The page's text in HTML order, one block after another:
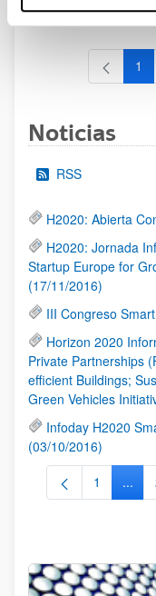
1
Noticias
RSS
H2020: Abierta
H2020: Jornada
Startup Europe for
(17/11/2016)
III Congreso
Horizon 2020
Private Partnerships
efficient Buildings;
Green Vehicles
Infoday H2020
(03/10/2016)
Página
1 ...